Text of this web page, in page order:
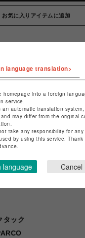
お気に入りアイテムに追加
タック
language translation>
homepage into a foreign
service.
an automatic translation
may differ from the original
take any responsibility for
by using this service.
language Cancel